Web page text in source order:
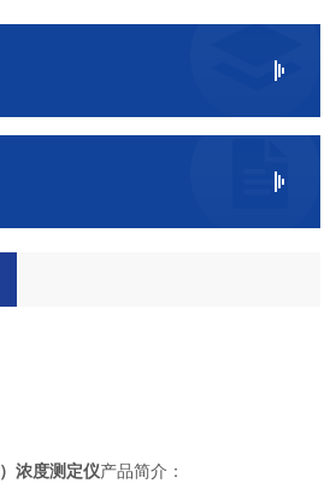
）浓度测定仪产品简介：